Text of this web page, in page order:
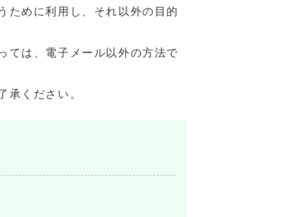
ために利用し、それ以外の目的
ては、電子メール以外の方法で
承ください。